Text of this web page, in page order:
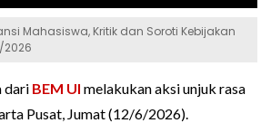
Mahasiswa, Kritik dan Soroti Kebijakan
2026
dari BEM UI melakukan aksi unjuk rasa
Pusat, Jumat (12/6/2026).